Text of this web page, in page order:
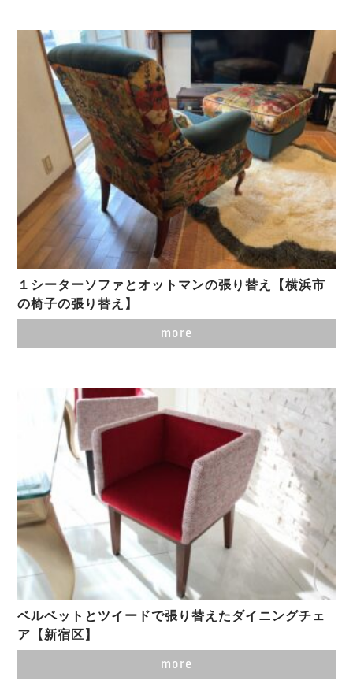
１シーターソファとオットマンの張り替え【横浜市
の椅子の張り替え】
more
ベルベットとツイードで張り替えたダイニングチェ
ア【新宿区】
more